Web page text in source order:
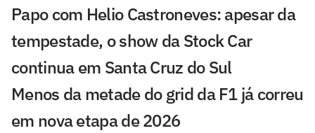
Papo com Helio Castroneves: apesar da
tempestade, o show da Stock Car
continua em Santa Cruz do Sul
Menos da metade do grid da F1 já correu
em nova etapa de 2026